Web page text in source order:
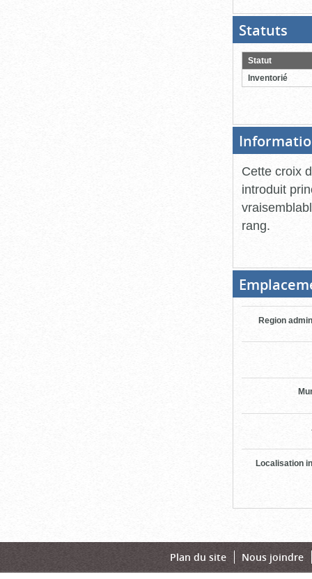
Statuts
pour
Statut
Inventorié
Cette croix
introduit
rang.
Region
Localisation
Plan du site Nous joindre